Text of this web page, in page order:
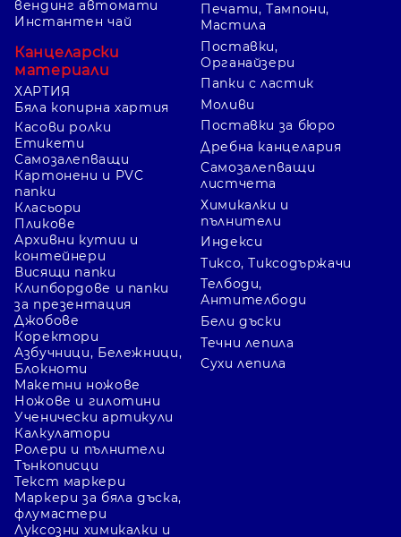
вендинг автомати
Инстантен чай
Канцеларски
материали
ХАРТИЯ
Бяла копирна хартия
Касови ролки
Етикети
Самозалепващи
Картонени и PVC
папки
Класьори
Пликове
Архивни кутии и
контейнери
Висящи папки
Клипбордове и папки
за презентация
Джобове
Коректори
Азбучници, Бележници,
Блокноти
Печати, Тампони,
Мастила
Поставки,
Органайзери
Папки с ластик
Моливи
Поставки за бюро
Дребна канцелария
Самозалепващи
листчета
Химикалки и
пълнители
Индекси
Тиксо, Тиксодържачи
Телбоди,
Антителбоди
Бели дъски
Течни лепила
Сухи лепила
Макетни ножове
Ножове и гилотини
Ученически артикули
Калкулатори
Ролери и пълнители
Тънкописци
Текст маркери
Маркери за бяла дъска,
флумастери
Луксозни химикалки и